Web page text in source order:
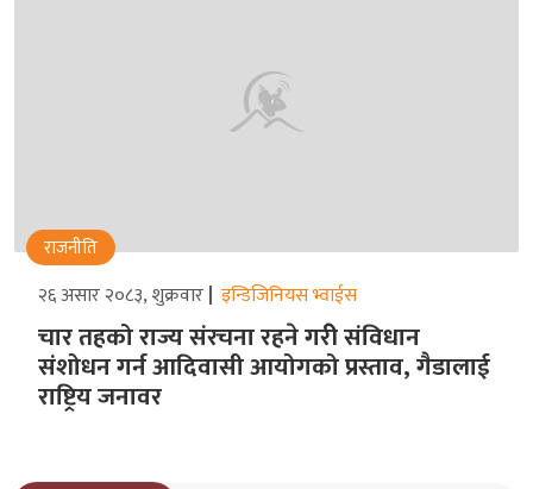
राजनीति
२६ असार २०८३, शुक्रवार इन्डिजिनियस भ्वाईस
चार तहको राज्य संरचना रहने गरीे संविधान
संशोधन गर्न आदिवासी आयोगको प्रस्ताव, गैडालाई
राष्ट्रिय जनावर